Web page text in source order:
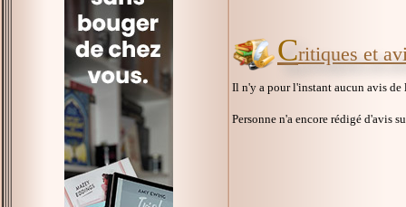
Critiques et
Il n'y a pour l'instant aucun avis
Personne n'a encore rédigé d'avis